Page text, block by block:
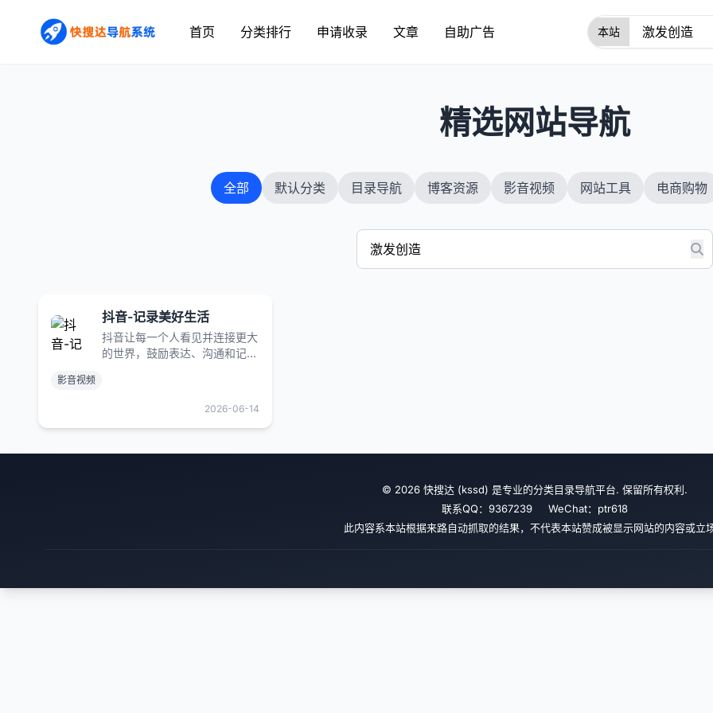
首页 分类排行 申请收录 文章 自助广告
精选网站导航
全部 默认分类 目录导航 博客资源 影音视频 网站工具 电商购物
抖音-记录美好生活
抖音让每一个人看见并连接更大
的世界，鼓励表达、沟通和记
影音视频
2026-06-14
© 2026 快搜达 (kssd) 是专业的分类目录导航平台. 保留所有权利.
联系QQ：9367239 WeChat：ptr618
此内容系本站根据来路自动抓取的结果，不代表本站赞成被显示网站的内容或立